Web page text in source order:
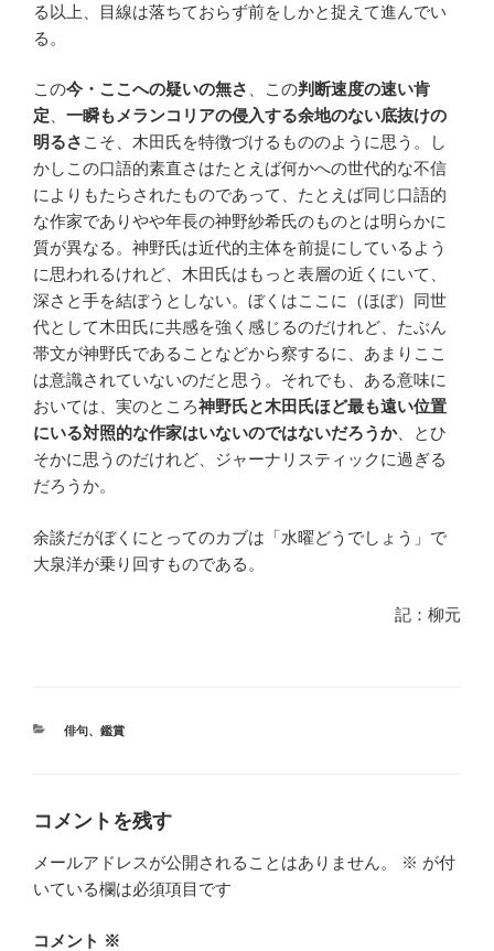
る以上、目線は落ちておらず前をしかと捉えて進んでい
る。
この今・ここへの疑いの無さ 、この判断速度の速い肯
定、 一瞬もメランコリアの侵入する余地のない底抜けの
明るさ こそ、木田氏を特徴づけるもののように思う。し
かしこの口語的素直さはたとえば何かへの世代的な不信
によりもたらされたものであって、たとえば同じ口語的
な作家でありやや年長の神野紗希氏のものとは明らかに
質が異なる。神野氏は近代的主体を前提にしているよう
に思われるけれど、木田氏はもっと表層の近くにいて、
深さと手を結ぼうとしない。ぼくはここに（ほぼ）同世
代として木田氏に共感を強く感じるのだけれど、たぶん
帯文が神野氏であることなどから察するに、あまりここ
は意識されていないのだと思う。それでも、ある意味に
おいては、実のところ神野氏と木田氏ほど最も遠い位置
にいる対照的な作家はいないのではないだろうか、とひ
そかに思うのだけれど、ジャーナリスティックに過ぎる
だろうか。
余談だがぼくにとってのカブは「水曜どうでしょう」で
大泉洋が乗り回すものである。
記：柳元
カ
俳句、 鑑賞
コメントを残す
メールアドレスが公開されることはありません。 ※ が付
いている欄は必須項目です
コメント ※